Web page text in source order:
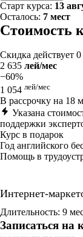
Старт курса: 13
Осталось: 7 мест
Стоимость
Скидка действует 0
2 635 лей/мес
−60%
1 054 лей/мес
В рассрочку на 18
Указана
поддержки
Курс в подарок
Год английского
Помощь в
Интернет-
Длительность: 9
Записаться на